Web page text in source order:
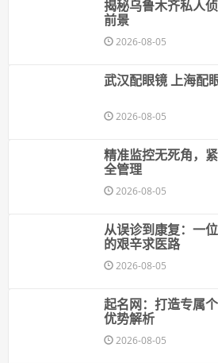
揭秘乌鲁木齐私人
前景
2026-08-05
武汉配眼镜 上海配
2026-08-05
精准监控无死角，
全管理
2026-08-05
从误诊到康复：一
的艰辛求医路
2026-08-05
起名网：打造专属
优势解析
2026-08-05